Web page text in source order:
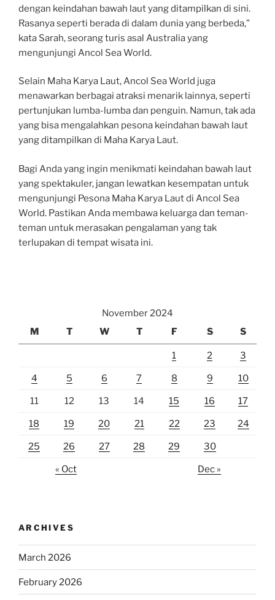
dengan keindahan bawah laut yang ditampilkan di sini.
Rasanya seperti berada di dalam dunia yang berbeda,”
kata Sarah, seorang turis asal Australia yang
mengunjungi Ancol Sea World.
Selain Maha Karya Laut, Ancol Sea World juga
menawarkan berbagai atraksi menarik lainnya, seperti
pertunjukan lumba-lumba dan penguin. Namun, tak ada
yang bisa mengalahkan pesona keindahan bawah laut
yang ditampilkan di Maha Karya Laut.
Bagi Anda yang ingin menikmati keindahan bawah laut
yang spektakuler, jangan lewatkan kesempatan untuk
mengunjungi Pesona Maha Karya Laut di Ancol Sea
World. Pastikan Anda membawa keluarga dan teman-
teman untuk merasakan pengalaman yang tak
terlupakan di tempat wisata ini.
November 2024
M
T W T F S S
1 2 3
4 5 6 7 8 9 10
11 12 13 14 15 16 17
18 19 20 21 22 23 24
25 26 27 28 29 30
« Oct Dec »
ARCHIVES
March 2026
February 2026